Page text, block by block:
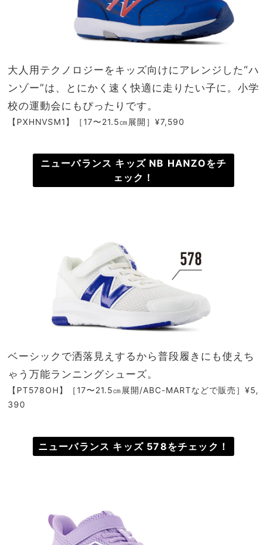
大人用テクノロジーをキッズ向けにアレンジした“ハ
ンゾー”は、とにかく速く快適に走りたい子に。小学
校の運動会にもぴったりです。
【PXHNVSM1】［17〜21.5㎝展開］¥7,590
ニューバランス キッズ NB HANZOをチ
ェック！
ベーシックで洒落見えするから普段履きにも使えち
ゃう万能ランニングシューズ。
【PT578OH】［17〜21.5㎝展開/ABC-MARTなどで販売］¥5,
390
ニューバランス キッズ 578をチェック！